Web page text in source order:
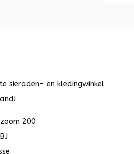
sieraden- en kledingwinkel
200